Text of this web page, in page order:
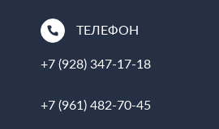
ТЕЛЕФОН
+7 (928) 347-17-18
+7 (961) 482-70-45